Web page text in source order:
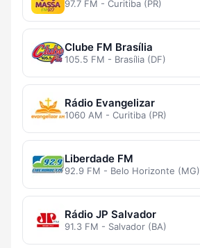
97.7 FM - Curitiba (PR)
Clube FM Brasília
105.5 FM - Brasília (DF)
Rádio Evangelizar
1060 AM - Curitiba (PR)
Liberdade FM
92.9 FM - Belo Horizonte (MG)
Rádio JP Salvador
91.3 FM - Salvador (BA)